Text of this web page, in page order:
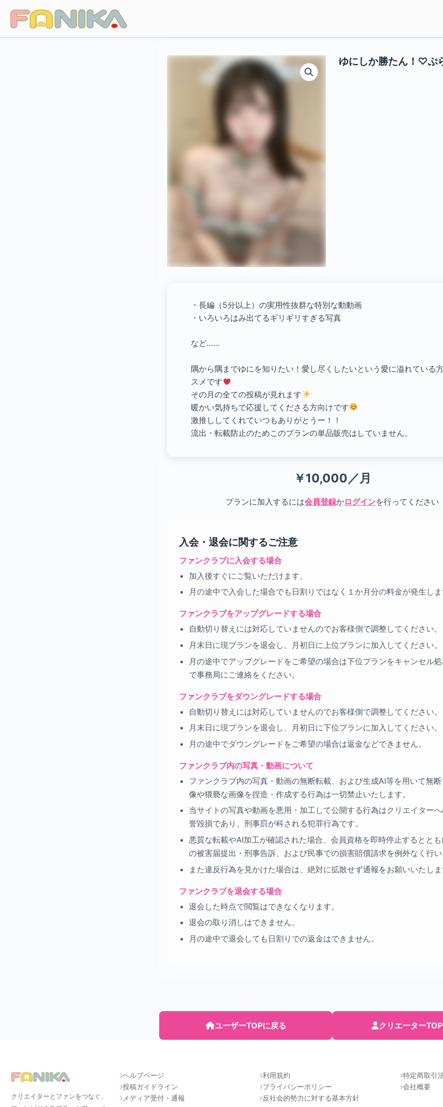
ゆにしか勝たん！♡ぷ
・長編（5分以上）の実用性抜群な特別な動動画
・いろいろはみ出てるギリギリすぎる写真
など……
隅から隅までゆにを知りたい！愛し尽くしたいという愛に溢れている
スメです
その月の全ての投稿が見れます
暖かい気持ちで応援してくださる方向けです
激推ししてくれていつもありがとうー！！
流出・転載防止のためこのプランの単品販売はしていません。
￥10,000／月
プランに加入するには会員登録かログインを行ってください
入会・退会に関するご注意
ファンクラブに入会する場合
加入後すぐにご覧いただけます。
月の途中で入会した場合でも日割りではなく１か月分の料金が発生し
ファンクラブをアップグレードする場合
自動切り替えには対応していませんのでお客様側で調整してください。
月末日に現プランを退会し、月初日に上位プランに加入してください。
月の途中でアップグレードをご希望の場合は下位プランをキャンセル
で事務局にご連絡をください。
ファンクラブをダウングレードする場合
自動切り替えには対応していませんのでお客様側で調整してください。
月末日に現プランを退会し、月初日に下位プランに加入してください。
月の途中でダウングレードをご希望の場合は返金などできません。
ファンクラブ内の写真・動画について
ファンクラブ内の写真・動画の無断転載、および生成AI等を用いて無
像や猥褻な画像を捏造・作成する行為は一切禁止いたします。
当サイトの写真や動画を悪用・加工して公開する行為はクリエイター
誉毀損であり、刑事罰が科される犯罪行為です。
悪質な転載やAI加工が確認された場合、会員資格を即時停止するとと
の被害届提出・刑事告訴、および民事での損害賠償請求を例外なく行
また違反行為を見かけた場合は、絶対に拡散せず通報をお願いいたし
ファンクラブを退会する場合
退会した時点で閲覧はできなくなります。
退会の取り消しはできません。
月の途中で退会しても日割りでの返金はできません。
ユーザーTOPに戻る クリエーター
クリエイターとファンをつなぐ、
ヘルプページ
投稿ガイドライン
メディア受付・通報
利用規約
プライバシーポリシー
反社会的勢力に対する基本方針
特定商取引
会社概要